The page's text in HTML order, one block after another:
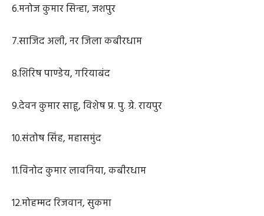
6.मनोज कुमार सिन्हा, जशपुर
7.साजिद अली, नर जिला कबीरधाम
8.शिरिष पाण्डेय, गरियाबंद
9.देवन कुमार साहू, विशेष प्र. पु. ग्रे. रायपुर
10.संतोष सिंह, महासमुंद
11.विनोद कुमार लावनिया, कबीरधाम
12.मोहम्मद रिजवान, सुकमा